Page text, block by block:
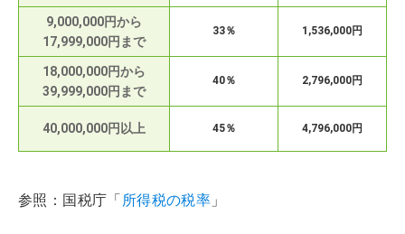
9,000,000円から
17,999,000円まで
33％ 1,536,000円
18,000,000円から
39,999,000円まで
40％ 2,796,000円
40,000,000円以上 45％ 4,796,000円
参照：国税庁「所得税の税率 」